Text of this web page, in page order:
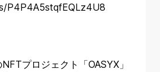
P4P4A5stqfEQLz4U8
プロジェクト「OASYX」